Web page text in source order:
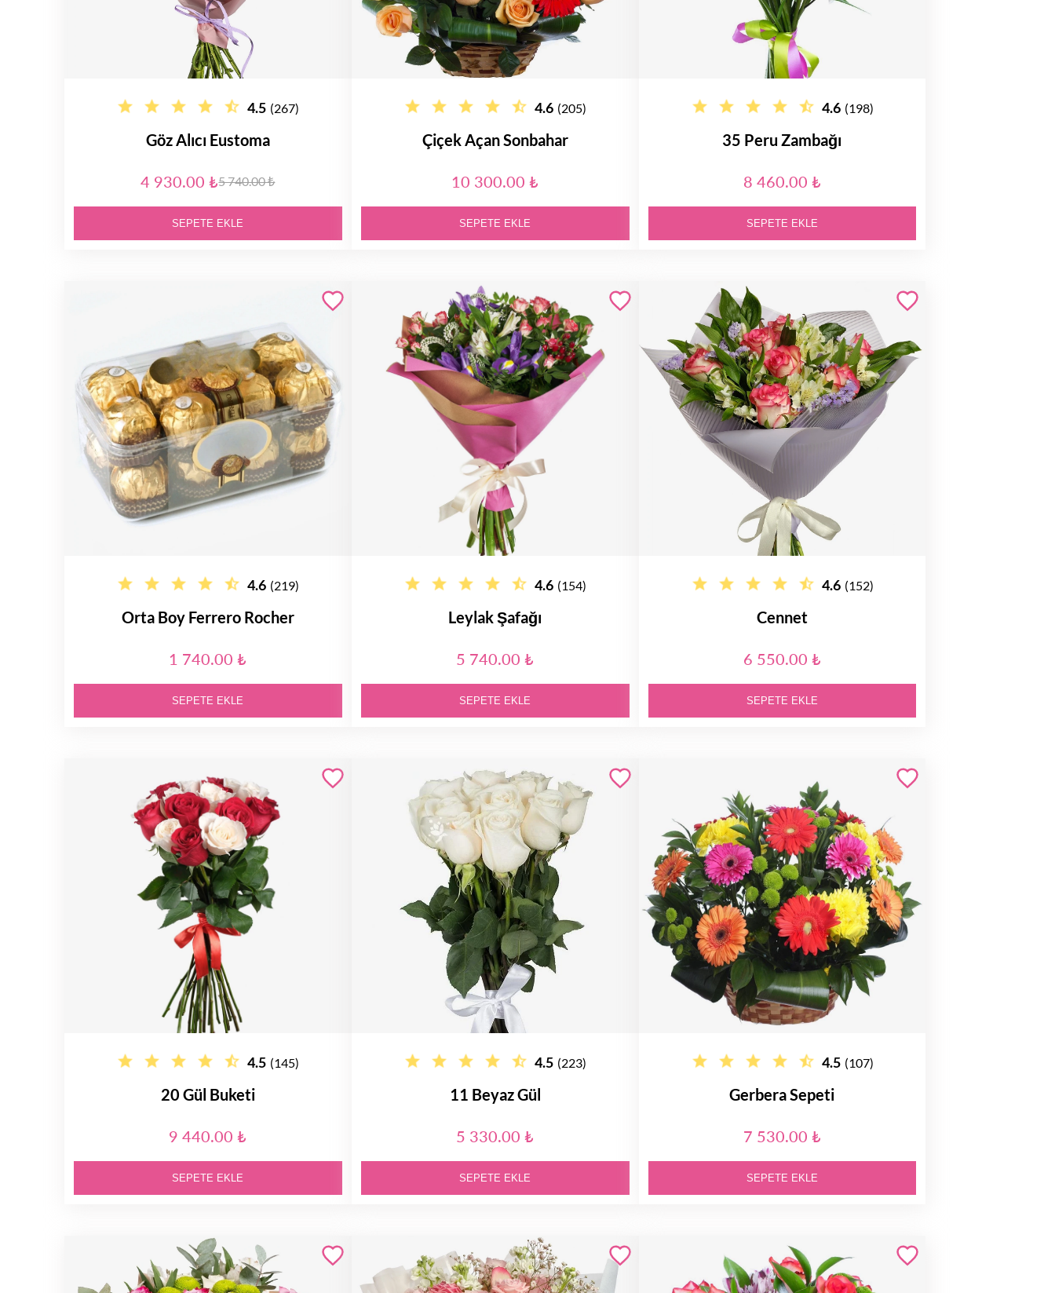
4.5 (267)
Göz Alıcı Eustoma
4 930.00 ₺5 740.00 ₺
SEPETE EKLE
4.6 (205)
Çiçek Açan Sonbahar
10 300.00 ₺
SEPETE EKLE
4.6 (198)
35 Peru Zambağı
8 460.00 ₺
SEPETE EKLE
4.6 (219)
Orta Boy Ferrero Rocher
1 740.00 ₺
SEPETE EKLE
4.6 (154)
Leylak Şafağı
5 740.00 ₺
SEPETE EKLE
4.6 (152)
Cennet
6 550.00 ₺
SEPETE EKLE
4.5 (145)
20 Gül Buketi
9 440.00 ₺
SEPETE EKLE
4.5 (223)
11 Beyaz Gül
5 330.00 ₺
SEPETE EKLE
4.5 (107)
Gerbera Sepeti
7 530.00 ₺
SEPETE EKLE